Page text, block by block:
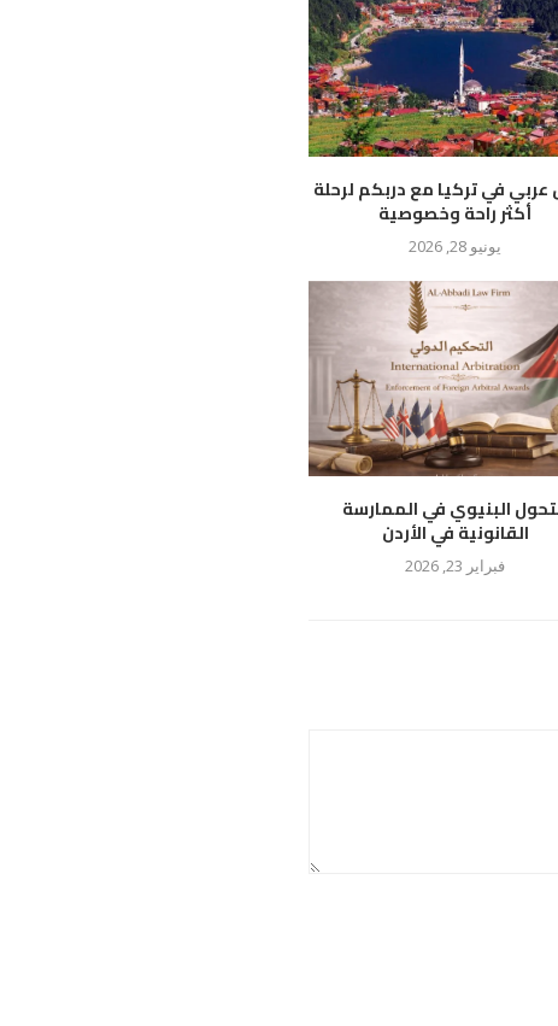
في تركيا مع دربكم لرحلة
أكثر راحة وخصوصية
يونيو 28, 2026
البنيوي في الممارسة
القانونية في الأردن
فبراير 23, 2026